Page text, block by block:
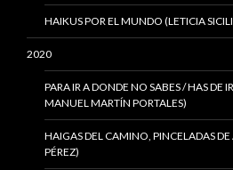
HAIKUS POR EL MUNDO (LETICIA
2020
PARA IR A DONDE NO SABES / HAS DE
MANUEL MARTÍN PORTALES)
HAIGAS DEL CAMINO, PINCELADAS
PÉREZ)